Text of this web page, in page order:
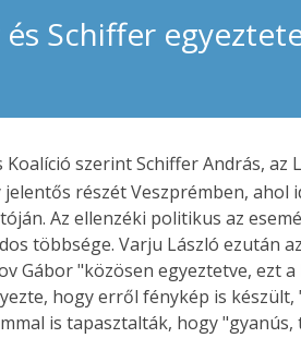
Schiffer
szerint Schiffer András,
részét Veszprémben,
Az ellenzéki politikus az
többsége. Varju László ezután
Gábor "közösen egyeztetve, ezt
hogy erről fénykép is
is tapasztalták, hogy